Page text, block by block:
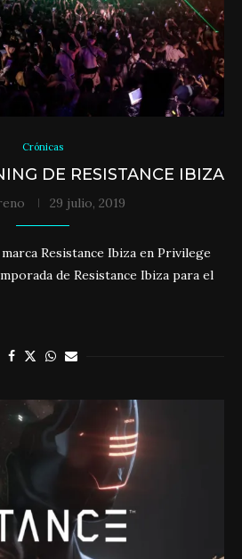
Crónicas
DE RESISTANCE IBIZA
29 julio, 2019
Resistance Ibiza en Privilege
de Resistance Ibiza para el